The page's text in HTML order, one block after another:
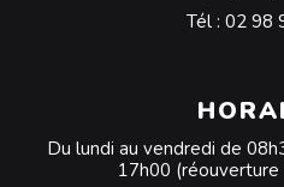
Tél : 02 98
Du lundi au vendredi de
17h00 (réouverture